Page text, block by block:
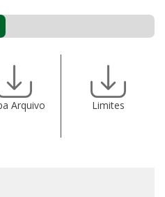
Arquivo Limites